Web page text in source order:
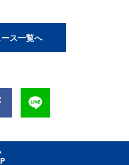
ス一覧へ